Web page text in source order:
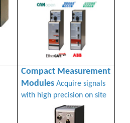
Compact Measurement
ModulesAcquire signals
with high precision on site